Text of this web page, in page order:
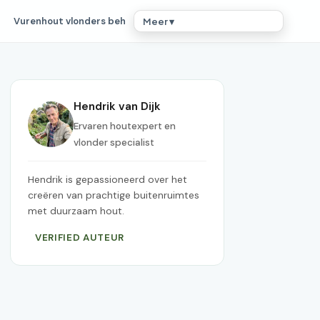
Vurenhout vlonders beh Meer ▾
Hendrik van Dijk
Ervaren houtexpert en
vlonder specialist
Hendrik is gepassioneerd over het
creëren van prachtige buitenruimtes
met duurzaam hout.
VERIFIED AUTEUR